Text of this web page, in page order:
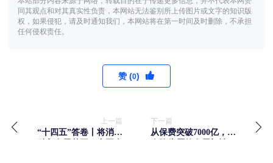
同其观点和对其真实性负责，本网站无法鉴别所上传图片或文字的知识版
权，如果侵犯，请及时通知我们，本网站将在第一时间及时删除，不承担
任何侵权责任。
赞 (0)
上一篇
“十四五”答卷丨将消保
下一篇
从保费突破7000亿，看